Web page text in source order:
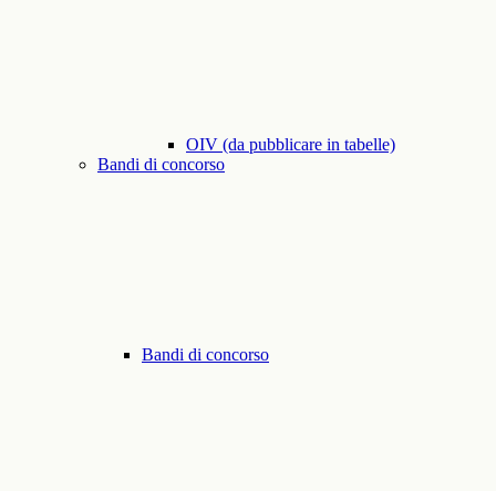
OIV (da pubblicare in tabelle)
Bandi di concorso
Bandi di concorso